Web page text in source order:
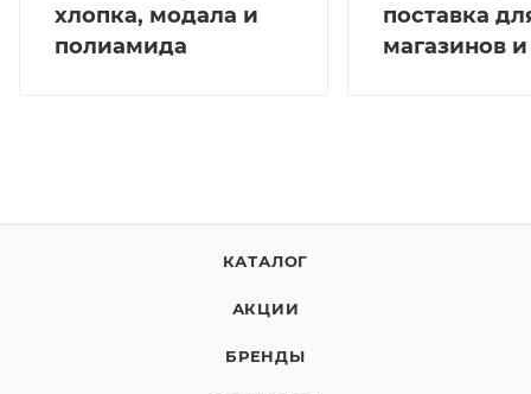
хлопка, модала и
полиамида
поставка
магазинов
КАТАЛОГ
АКЦИИ
БРЕНДЫ